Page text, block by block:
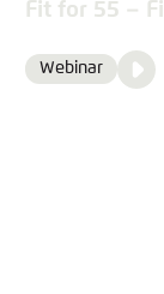
Fit for 55 –
Format
Webinar
Media
Video